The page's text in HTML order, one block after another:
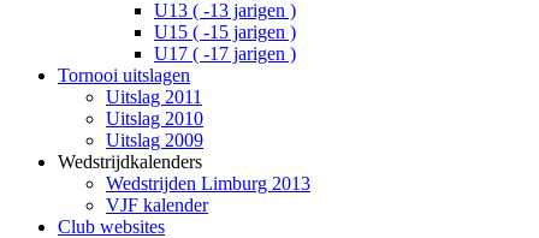
U13 ( -13 jarigen )
U15 ( -15 jarigen )
U17 ( -17 jarigen )
Tornooi uitslagen
Uitslag 2011
Uitslag 2010
Uitslag 2009
Wedstrijdkalenders
Wedstrijden Limburg 2013
VJF kalender
Club websites